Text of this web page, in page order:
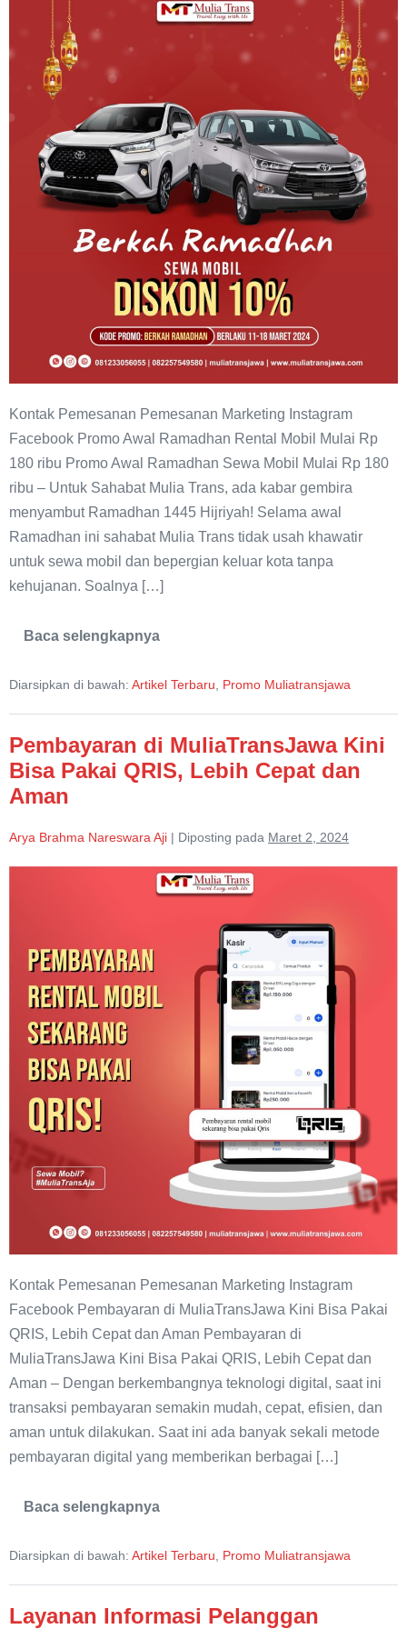
Ramadhan
Rental
Pasuruan
Kontak Pemesanan Pemesanan Marketing Instagram
Facebook Promo Awal Ramadhan Rental Mobil Mulai Rp
180 ribu Promo Awal Ramadhan Sewa Mobil Mulai Rp 180
ribu – Untuk Sahabat Mulia Trans, ada kabar gembira
menyambut Ramadhan 1445 Hijriyah! Selama awal
Ramadhan ini sahabat Mulia Trans tidak usah khawatir
untuk sewa mobil dan bepergian keluar kota tanpa
kehujanan. Soalnya […]
Baca selengkapnya
Promo
Rental
Pasuruan
Diarsipkan di bawah: Artikel Terbaru Promo Muliatransjawa
Pembayaran di MuliaTransJawa Kini
Bisa Pakai QRIS, Lebih Cepat dan
Aman
Arya Brahma Nareswara Aji | Diposting pada Maret 2, 2024
Kini
Bisa
Pakai
QRIS,
Lebih
Cepat
dan
Aman
Kontak Pemesanan Pemesanan Marketing Instagram
Facebook Pembayaran di MuliaTransJawa Kini Bisa Pakai
QRIS, Lebih Cepat dan Aman Pembayaran di
MuliaTransJawa Kini Bisa Pakai QRIS, Lebih Cepat dan
Aman – Dengan berkembangnya teknologi digital, saat ini
transaksi pembayaran semakin mudah, cepat, efisien, dan
aman untuk dilakukan. Saat ini ada banyak sekali metode
pembayaran digital yang memberikan berbagai […]
Baca selengkapnya
Pembayaran
Kini
Pakai
Lebih
Diarsipkan di bawah: Artikel Terbaru Promo Muliatransjawa
Layanan Informasi Pelanggan